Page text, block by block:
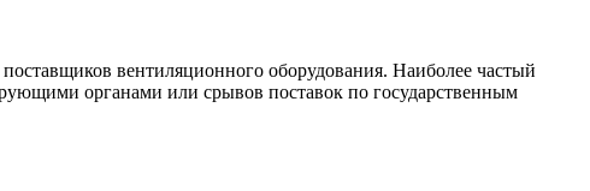
вентиляционного оборудования. Наиболее частый
органами или срывов поставок по государственным